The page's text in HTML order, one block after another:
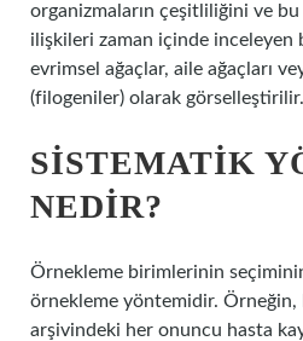
organizmaların çeşitliliğini ve
ilişkileri zaman içinde inceleyen
evrimsel ağaçlar, aile ağaçları
(filogeniler) olarak görselleştirilir.
SISTEMATIK
NEDIR?
Örnekleme birimlerinin
örnekleme yöntemidir. Örneğin,
arşivindeki her onuncu hasta